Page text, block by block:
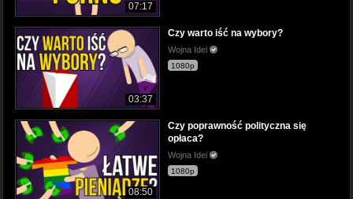
07:17
03:37
Czy warto iść na wybory?
Wojna Idei
1080p
08:50
Czy poprawność polityczna się
opłaca?
Wojna Idei
1080p